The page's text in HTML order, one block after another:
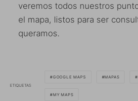
veremos todos nuestros
el mapa, listos para ser
queramos.
ETIQUETAS
GOOGLE MAPS MAPAS
MY MAPS